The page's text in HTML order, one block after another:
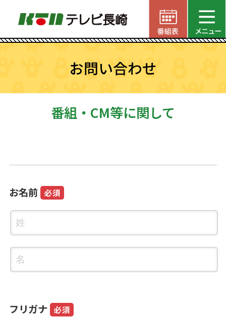
お問い合わせ
番組・CM等に関して
お名前 必須
フリガナ 必須